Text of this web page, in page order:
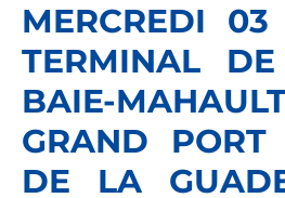
MERCREDI
TERMINAL
BAIE-
GRAND PORT
DE LA